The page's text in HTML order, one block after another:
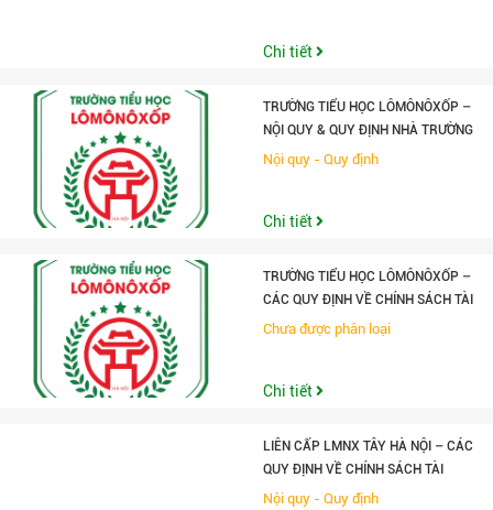
Chi tiết
TRƯỜNG TIỂU HỌC LÔMÔNÔXỐP –
NỘI QUY & QUY ĐỊNH NHÀ TRƯỜNG
Nội quy - Quy định
Chi tiết
TRƯỜNG TIỂU HỌC LÔMÔNÔXỐP –
CÁC QUY ĐỊNH VỀ CHÍNH SÁCH TÀI
CHÍNH & THANH TOÁN
Chưa được phân loại
Chi tiết
LIÊN CẤP LMNX TÂY HÀ NỘI – CÁC
QUY ĐỊNH VỀ CHÍNH SÁCH TÀI
CHÍNH & THANH TOÁN
Nội quy - Quy định